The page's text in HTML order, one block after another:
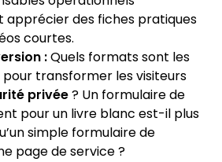
apprécier des fiches pratiques
courtes.
:Quels formats sont les
transformer les visiteurs
privée? Un formulaire de
pour un livre blanc est-il plus
simple formulaire de
page de service ?